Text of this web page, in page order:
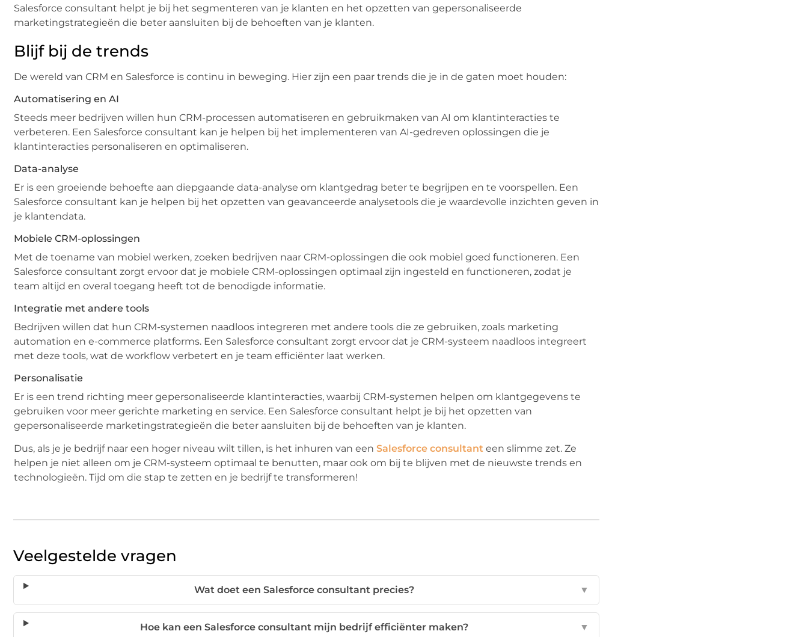
Salesforce consultant helpt je bij het segmenteren van je klanten en het opzetten van gepersonaliseerde
marketingstrategieën die beter aansluiten bij de behoeften van je klanten.
Blijf bij de trends
De wereld van CRM en Salesforce is continu in beweging. Hier zijn een paar trends die je in de gaten moet houden:
Automatisering en AI
Steeds meer bedrijven willen hun CRM-processen automatiseren en gebruikmaken van AI om klantinteracties te
verbeteren. Een Salesforce consultant kan je helpen bij het implementeren van AI-gedreven oplossingen die je
klantinteracties personaliseren en optimaliseren.
Data-analyse
Er is een groeiende behoefte aan diepgaande data-analyse om klantgedrag beter te begrijpen en te voorspellen. Een
Salesforce consultant kan je helpen bij het opzetten van geavanceerde analysetools die je waardevolle inzichten geven in
je klantendata.
Mobiele CRM-oplossingen
Met de toename van mobiel werken, zoeken bedrijven naar CRM-oplossingen die ook mobiel goed functioneren. Een
Salesforce consultant zorgt ervoor dat je mobiele CRM-oplossingen optimaal zijn ingesteld en functioneren, zodat je
team altijd en overal toegang heeft tot de benodigde informatie.
Integratie met andere tools
Bedrijven willen dat hun CRM-systemen naadloos integreren met andere tools die ze gebruiken, zoals marketing
automation en e-commerce platforms. Een Salesforce consultant zorgt ervoor dat je CRM-systeem naadloos integreert
met deze tools, wat de workflow verbetert en je team efficiënter laat werken.
Personalisatie
Er is een trend richting meer gepersonaliseerde klantinteracties, waarbij CRM-systemen helpen om klantgegevens te
gebruiken voor meer gerichte marketing en service. Een Salesforce consultant helpt je bij het opzetten van
gepersonaliseerde marketingstrategieën die beter aansluiten bij de behoeften van je klanten.
Dus, als je je bedrijf naar een hoger niveau wilt tillen, is het inhuren van een Salesforce consultant een slimme zet. Ze
helpen je niet alleen om je CRM-systeem optimaal te benutten, maar ook om bij te blijven met de nieuwste trends en
technologieën. Tijd om die stap te zetten en je bedrijf te transformeren!
Veelgestelde vragen
Wat doet een Salesforce consultant precies? ▼
Hoe kan een Salesforce consultant mijn bedrijf efficiënter maken? ▼